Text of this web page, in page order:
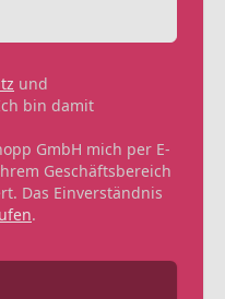
und
bin damit
GmbH mich per E-
Geschäftsbereich
Das Einverständnis
.